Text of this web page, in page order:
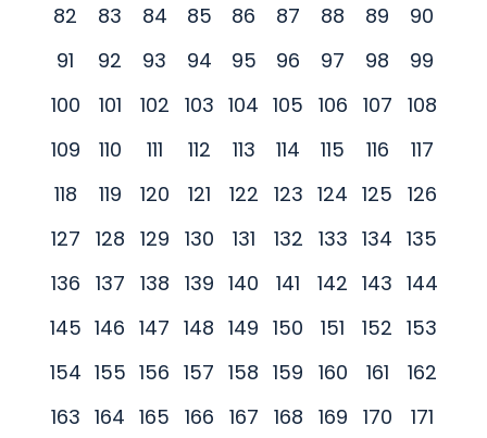
82
83 84 85 86 87 88 89
90
91
92 93 94 95 96 97 98
99
100
101 102 103 104 105 106 107 108
109
110 111 112 113 114 115 116
117
118
119 120 121 122 123 124 125 126
127 128 129 130 131 132 133 134 135
136 137 138 139 140 141 142 143 144
145 146 147 148 149 150 151 152 153
154 155 156 157 158 159 160 161
162
163 164 165 166 167 168 169 170 171